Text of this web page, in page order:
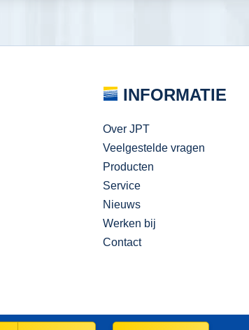
INFORMATIE
Over JPT
Veelgestelde vragen
Producten
Service
Nieuws
Werken bij
Contact